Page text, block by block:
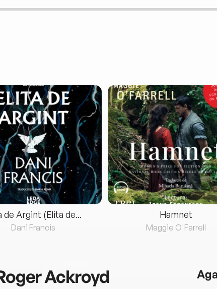
de Argint (Elita de...
Dani Francis
Hamnet
Maggie O'Farrell
Ackroyd